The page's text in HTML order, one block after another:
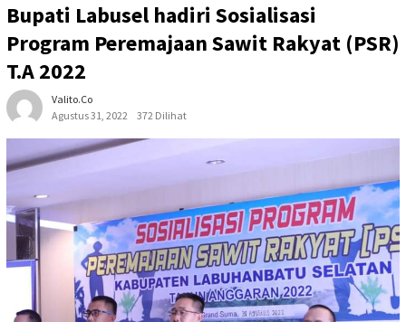
Bupati Labusel hadiri Sosialisasi
Program Peremajaan Sawit Rakyat (PSR)
T.A 2022
Valito.co
Agustus 31, 2022
372 Dilihat